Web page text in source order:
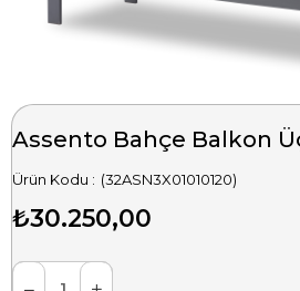
Assento Bahçe Balkon
(32ASN3X01010120)
₺30.250,00